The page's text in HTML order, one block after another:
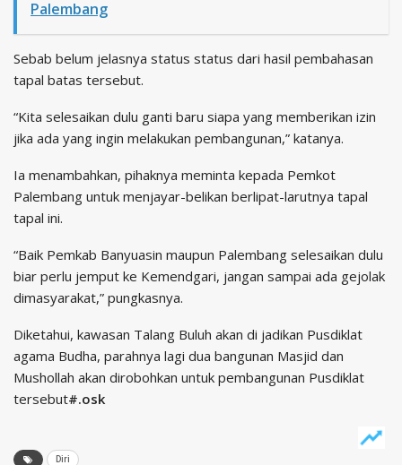
Palembang
Sebab belum jelasnya status status dari hasil pembahasan
tapal batas tersebut.
“Kita selesaikan dulu ganti baru siapa yang memberikan izin
jika ada yang ingin melakukan pembangunan,” katanya.
Ia menambahkan, pihaknya meminta kepada Pemkot
Palembang untuk menjayar-belikan berlipat-larutnya tapal
tapal ini.
“Baik Pemkab Banyuasin maupun Palembang selesaikan dulu
biar perlu jemput ke Kemendgari, jangan sampai ada gejolak
dimasyarakat,” pungkasnya.
Diketahui, kawasan Talang Buluh akan di jadikan Pusdiklat
agama Budha, parahnya lagi dua bangunan Masjid dan
Mushollah akan dirobohkan untuk pembangunan Pusdiklat
tersebut#.osk
Diri